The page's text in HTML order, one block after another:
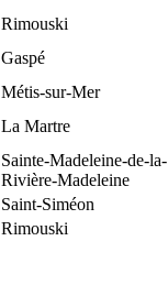
Rimouski
Gaspé
Métis-sur-Mer
La Martre
Sainte-Madeleine-de-la-
Rivière-Madeleine
Saint-Siméon
Rimouski